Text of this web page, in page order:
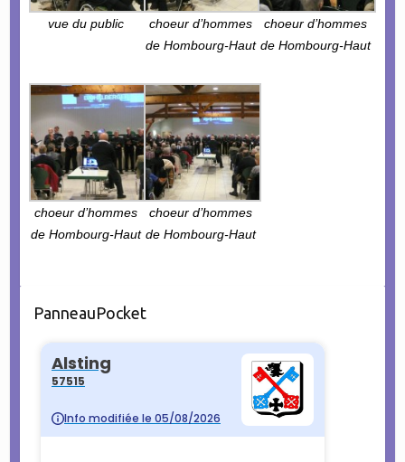
vue du public
choeur d’hommes
de Hombourg-Haut
choeur d’hommes
de Hombourg-Haut
choeur d’hommes
de Hombourg-Haut
choeur d’hommes
de Hombourg-Haut
PanneauPocket